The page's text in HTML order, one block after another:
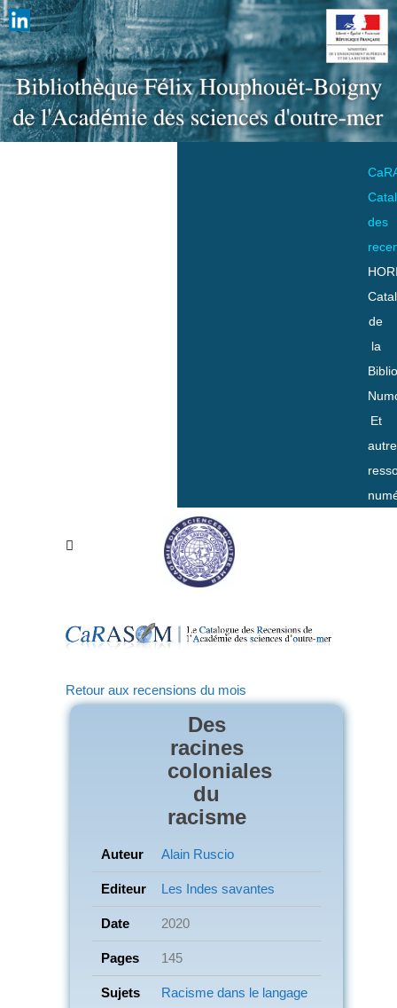
des
de
la
Et
Retour aux recensions du mois
Des
racines
coloniales
du
racisme
Auteur Alain Ruscio
Editeur Les Indes savantes
Date 2020
Pages 145
Sujets
Racisme dans le langage